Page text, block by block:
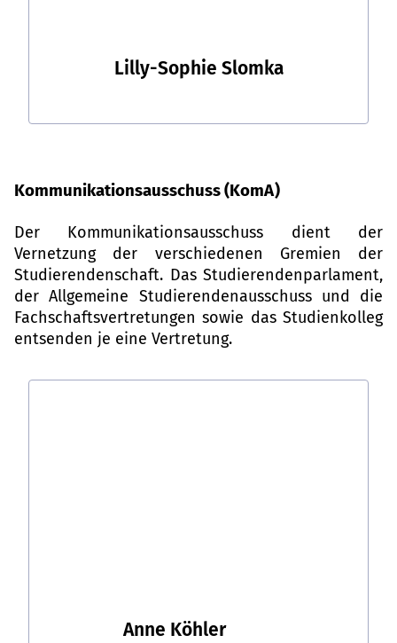
Lilly-Sophie Slomka
Kommunikationsausschuss (KomA)
Der Kommunikationsausschuss dient der
Vernetzung der verschiedenen Gremien der
Studierendenschaft. Das Studierendenparlament,
der Allgemeine Studierendenausschuss und die
Fachschaftsvertretungen sowie das Studienkolleg
entsenden je eine Vertretung.
Anne Köhler